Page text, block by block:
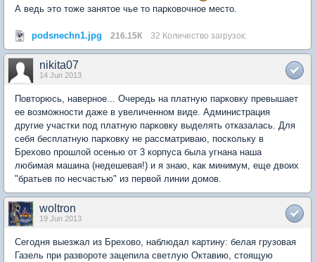
А ведь это тоже занятое чье то парковочное место.
podsnechn1.jpg 216.15К 32 Количество загрузок:
nikita07
14 Jun 2013
Повторюсь, наверное... Очередь на платную парковку превышает
ее возможности даже в увеличенном виде. Администрация
другие участки под платную парковку выделять отказалась. Для
себя бесплатную парковку не рассматриваю, поскольку в
Брехово прошлой осенью от 3 корпуса была угнана наша
любимая машина (недешевая!) и я знаю, как минимум, еще двоих
"братьев по несчастью" из первой линии домов.
woltron
19 Jun 2013
Сегодня выезжал из Брехово, наблюдал картину: белая грузовая
Газель при развороте зацепила светлую Октавию, стоящую